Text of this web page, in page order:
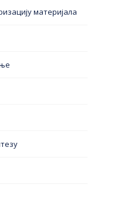
материјала